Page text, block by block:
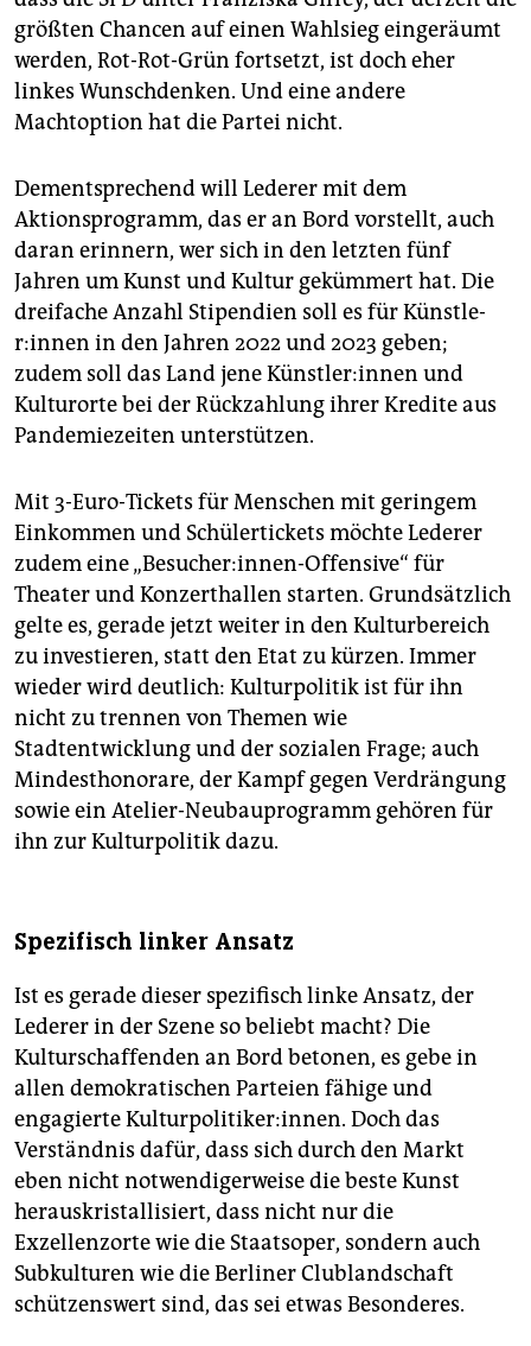
größten Chancen auf einen Wahlsieg eingeräumt
werden, Rot-Rot-Grün fortsetzt, ist doch eher
linkes Wunschdenken. Und eine andere
Machtoption hat die Partei nicht.
Dementsprechend will Lederer mit dem
Aktionsprogramm, das er an Bord vorstellt, auch
daran erinnern, wer sich in den letzten fünf
Jahren um Kunst und Kultur gekümmert hat. Die
dreifache Anzahl Stipendien soll es für Künst­le­
r:in­nen in den Jahren 2022 und 2023 geben;
zudem soll das Land jene Künst­le­r:in­nen und
Kulturorte bei der Rückzahlung ihrer Kredite aus
Pandemiezeiten unterstützen.
Mit 3-Euro-Tickets für Menschen mit geringem
Einkommen und Schülertickets möchte Lederer
zudem eine „Besucher:innen-Offensive“ für
Theater und Konzerthallen starten. Grundsätzlich
gelte es, gerade jetzt weiter in den Kulturbereich
zu investieren, statt den Etat zu kürzen. Immer
wieder wird deutlich: Kulturpolitik ist für ihn
nicht zu trennen von Themen wie
Stadtentwicklung und der sozialen Frage; auch
Mindesthonorare, der Kampf gegen Verdrängung
sowie ein Atelier-Neubauprogramm gehören für
ihn zur Kulturpolitik dazu.
Spezifisch linker Ansatz
Ist es gerade dieser spezifisch linke Ansatz, der
Lederer in der Szene so beliebt macht? Die
Kulturschaffenden an Bord betonen, es gebe in
allen demokratischen Parteien fähige und
engagierte Kulturpolitiker:innen. Doch das
Verständnis dafür, dass sich durch den Markt
eben nicht notwendigerweise die beste Kunst
herauskristallisiert, dass nicht nur die
Exzellenzorte wie die Staatsoper, sondern auch
Subkulturen wie die Berliner Clublandschaft
schützenswert sind, das sei etwas Besonderes.